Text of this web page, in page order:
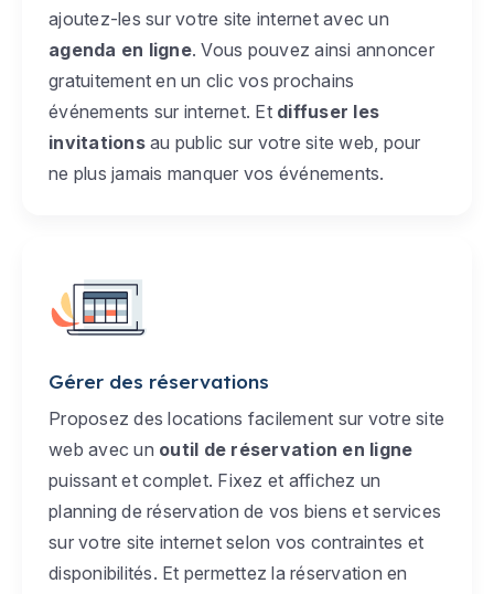
ajoutez-les sur votre site internet avec un
agenda en ligne. Vous pouvez ainsi annoncer
gratuitement en un clic vos prochains
événements sur internet. Et diffuser les
invitationsau public sur votre site web, pour
ne plus jamais manquer vos événements.
Gérer des réservations
Proposez des locations facilement sur votre site
web avec un outil de réservation en ligne
puissant et complet. Fixez et affichez un
planning de réservation de vos biens et services
sur votre site internet selon vos contraintes et
disponibilités. Et permettez la réservation en